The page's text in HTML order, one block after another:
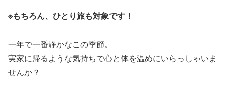
※もちろん、ひとり旅も対象です！
一年で一番静かなこの季節。
実家に帰るような気持ちで心と体を温めにいらっしゃいま
せんか？